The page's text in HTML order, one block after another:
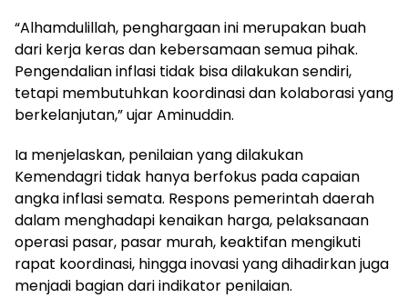
“Alhamdulillah, penghargaan ini merupakan buah
dari kerja keras dan kebersamaan semua pihak.
Pengendalian inflasi tidak bisa dilakukan sendiri,
tetapi membutuhkan koordinasi dan kolaborasi yang
berkelanjutan,” ujar Aminuddin.
Ia menjelaskan, penilaian yang dilakukan
Kemendagri tidak hanya berfokus pada capaian
angka inflasi semata. Respons pemerintah daerah
dalam menghadapi kenaikan harga, pelaksanaan
operasi pasar, pasar murah, keaktifan mengikuti
rapat koordinasi, hingga inovasi yang dihadirkan juga
menjadi bagian dari indikator penilaian.